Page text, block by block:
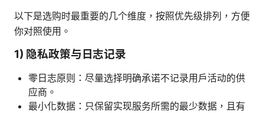
以下是选购时最重要的几个维度，按照优先级排列，方便
你对照使用。
1) 隐私政策与日志记录
零日志原则：尽量选择明确承诺不记录用户活动的供
应商。
最小化数据：只保留实现服务所需的最少数据，且有